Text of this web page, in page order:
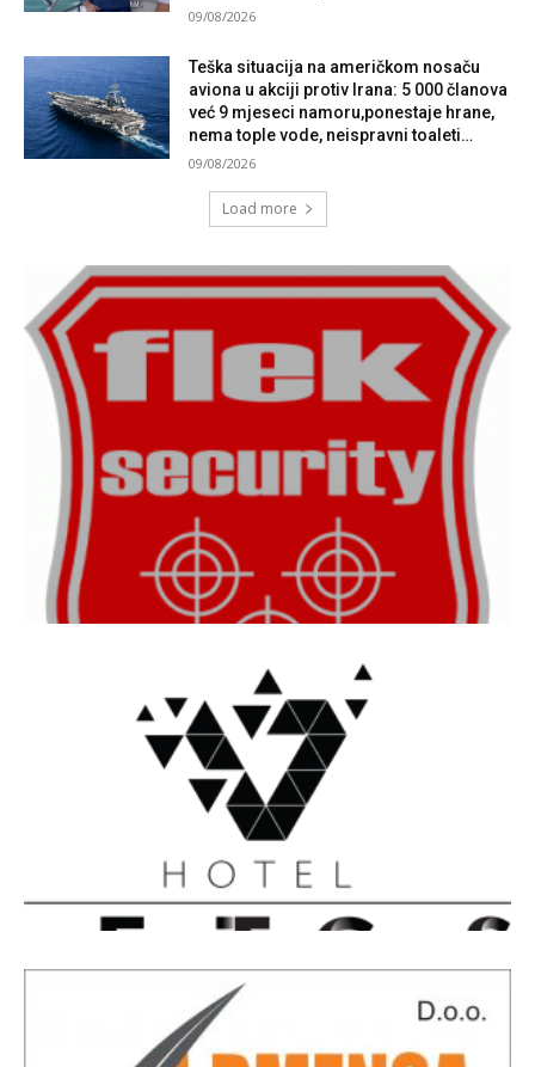
09/08/2026
Teška situacija na američkom nosaču
aviona u akciji protiv Irana: 5 000 članova
već 9 mjeseci namoru,ponestaje hrane,
nema tople vode, neispravni toaleti…
09/08/2026
Load more